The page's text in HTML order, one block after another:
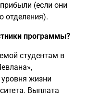
(если они
отделения).
программы?
студентам в
уровня жизни
Выплата